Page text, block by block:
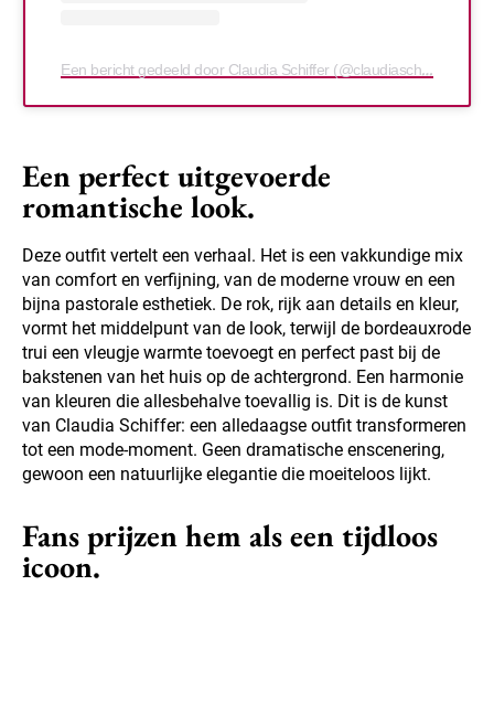
Een bericht gedeeld door Claudia Schiffer (@claudiaschiffer)
Een perfect uitgevoerde
romantische look.
Deze outfit vertelt een verhaal. Het is een vakkundige mix
van comfort en verfijning, van de moderne vrouw en een
bijna pastorale esthetiek. De rok, rijk aan details en kleur,
vormt het middelpunt van de look, terwijl de bordeauxrode
trui een vleugje warmte toevoegt en perfect past bij de
bakstenen van het huis op de achtergrond. Een harmonie
van kleuren die allesbehalve toevallig is. Dit is de kunst
van Claudia Schiffer: een alledaagse outfit transformeren
tot een mode-moment. Geen dramatische enscenering,
gewoon een natuurlijke elegantie die moeiteloos lijkt.
Fans prijzen hem als een tijdloos
icoon.